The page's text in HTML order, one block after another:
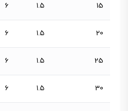
15 ۱.۵ 6
20 ۱.۵ 6
25 ۱.۵ 6
30 ۱.۵ 6